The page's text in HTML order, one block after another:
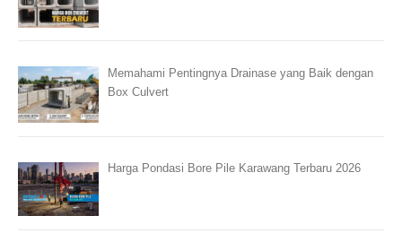
Memahami Pentingnya Drainase yang Baik dengan
Box Culvert
Harga Pondasi Bore Pile Karawang Terbaru 2026